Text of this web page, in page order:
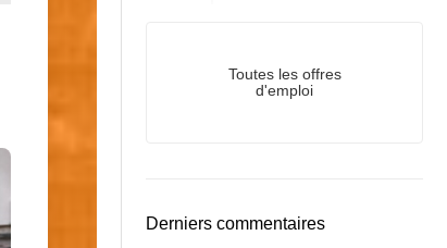
Toutes les offres
d'emploi
Derniers commentaires